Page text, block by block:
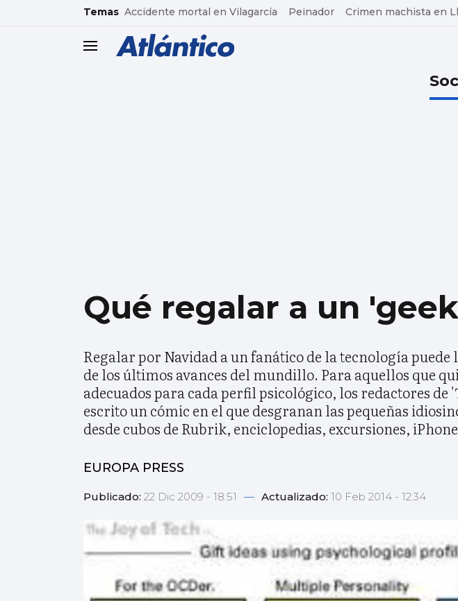
common.go-to-content
Temas Accidente mortal en Vilagarcía Peinador Crimen machista en
header.menu.open
Qué regalar a un
Regalar por Navidad a un fanático de la tecnología
de los últimos avances del mundillo. Para aquellos que
adecuados para cada perfil psicológico, los redactores de
escrito un cómic en el que desgranan las pequeñas
desde cubos de Rubrik, enciclopedias, excursiones,
EUROPA PRESS
Publicado: 22 Dic 2009 - 18:51 — Actualizado: 10 Feb 2014 - 12:34